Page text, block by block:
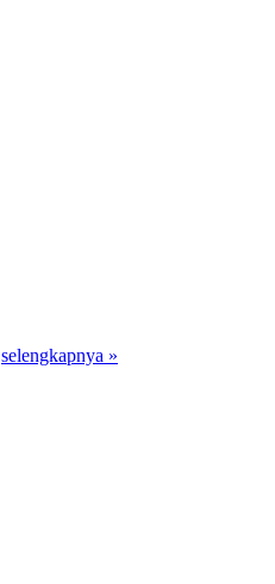
selengkapnya »